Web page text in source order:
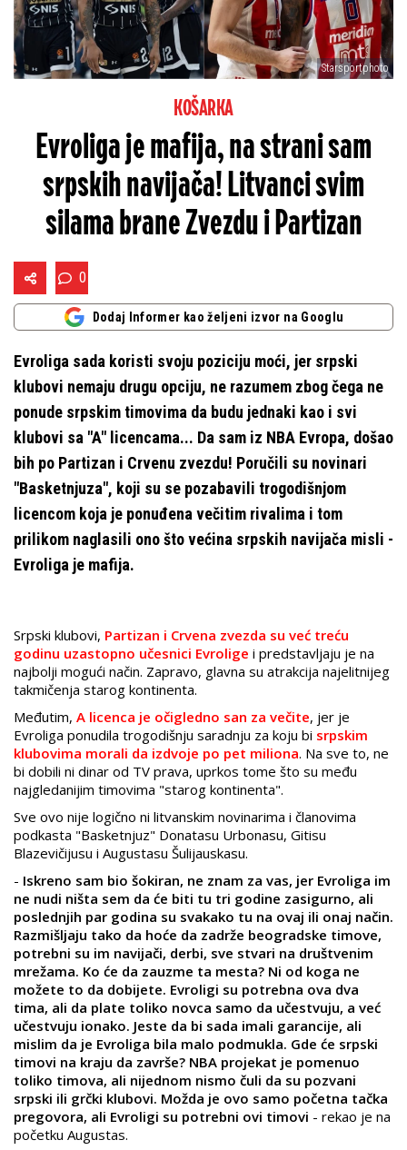
Starsportphoto
KOŠARKA
Evroliga je mafija, na strani sam
srpskih navijača! Litvanci svim
silama brane Zvezdu i Partizan
0
Dodaj Informer kao željeni izvor na Googlu
Evroliga sada koristi svoju poziciju moći, jer srpski
klubovi nemaju drugu opciju, ne razumem zbog čega ne
ponude srpskim timovima da budu jednaki kao i svi
klubovi sa "A" licencama... Da sam iz NBA Evropa, došao
bih po Partizan i Crvenu zvezdu! Poručili su novinari
"Basketnjuza", koji su se pozabavili trogodišnjom
licencom koja je ponuđena večitim rivalima i tom
prilikom naglasili ono što većina srpskih navijača misli -
Evroliga je mafija.
Srpski klubovi, Partizan i Crvena zvezda su već treću
godinu uzastopno učesnici Evrolige i predstavljaju je na
najbolji mogući način. Zapravo, glavna su atrakcija najelitnijeg
takmičenja starog kontinenta.
Međutim, A licenca je očigledno san za večite, jer je
Evroliga ponudila trogodišnju saradnju za koju bi srpskim
klubovima morali da izdvoje po pet miliona. Na sve to, ne
bi dobili ni dinar od TV prava, uprkos tome što su među
najgledanijim timovima "starog kontinenta".
Sve ovo nije logično ni litvanskim novinarima i članovima
podkasta "Basketnjuz" Donatasu Urbonasu, Gitisu
Blazevičijusu i Augustasu Šulijauskasu.
- Iskreno sam bio šokiran, ne znam za vas, jer Evroliga im
ne nudi ništa sem da će biti tu tri godine zasigurno, ali
poslednjih par godina su svakako tu na ovaj ili onaj način.
Razmišljaju tako da hoće da zadrže beogradske timove,
potrebni su im navijači, derbi, sve stvari na društvenim
mrežama. Ko će da zauzme ta mesta? Ni od koga ne
možete to da dobijete. Evroligi su potrebna ova dva
tima, ali da plate toliko novca samo da učestvuju, a već
učestvuju ionako. Jeste da bi sada imali garancije, ali
mislim da je Evroliga bila malo podmukla. Gde će srpski
timovi na kraju da završe? NBA projekat je pomenuo
toliko timova, ali nijednom nismo čuli da su pozvani
srpski ili grčki klubovi. Možda je ovo samo početna tačka
pregovora, ali Evroligi su potrebni ovi timovi - rekao je na
početku Augustas.